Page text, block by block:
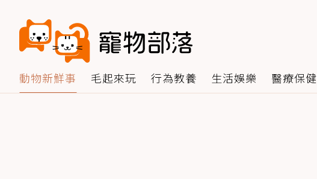
動物新鮮事 毛起來玩 行為教養 生活娛樂 醫療保健